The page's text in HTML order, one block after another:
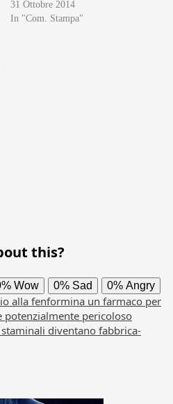
31 Ottobre 2014
In "Com. Stampa"
this?
Wow 0% Sad 0% Angry
alla fenformina un farmaco per
potenzialmente pericoloso
diventano fabbrica-